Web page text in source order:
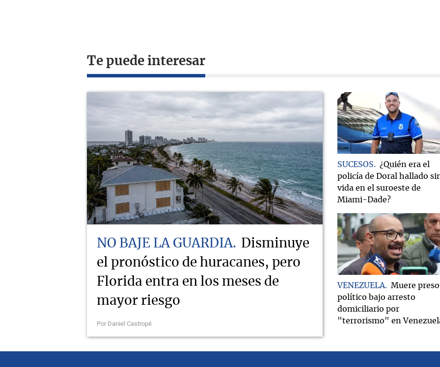
Te puede interesar
NO BAJE LA GUARDIA
Disminuye
el pronóstico de huracanes, pero
Florida entra en los meses de
mayor riesgo
Por Daniel Castropé
SUCESOS
¿Quién era el
policía de Doral hallado
vida en el suroeste de
Miami-Dade?
VENEZUELA
Muere preso
político bajo arresto
domiciliario por
"terrorismo" en